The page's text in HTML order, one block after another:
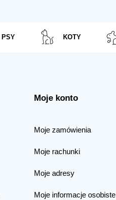
PSY KOTY
Moje konto
Moje zamówienia
Moje rachunki
Moje adresy
Moje informacje osobiste